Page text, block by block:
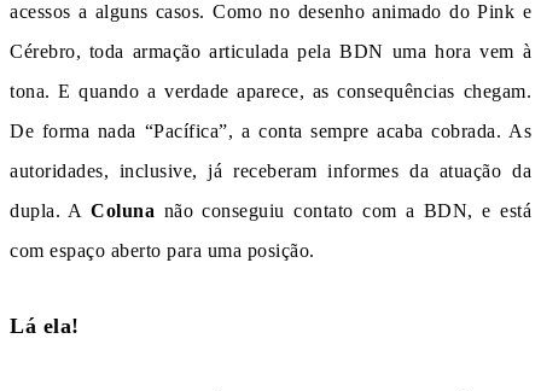
acessos a alguns casos. Como no desenho animado do Pink e
Cérebro, toda armação articulada pela BDN uma hora vem à
tona. E quando a verdade aparece, as consequências chegam.
De forma nada “Pacífica”, a conta sempre acaba cobrada. As
autoridades, inclusive, já receberam informes da atuação da
dupla. AColuna não conseguiu contato com a BDN, e está
com espaço aberto para uma posição.
Lá ela!